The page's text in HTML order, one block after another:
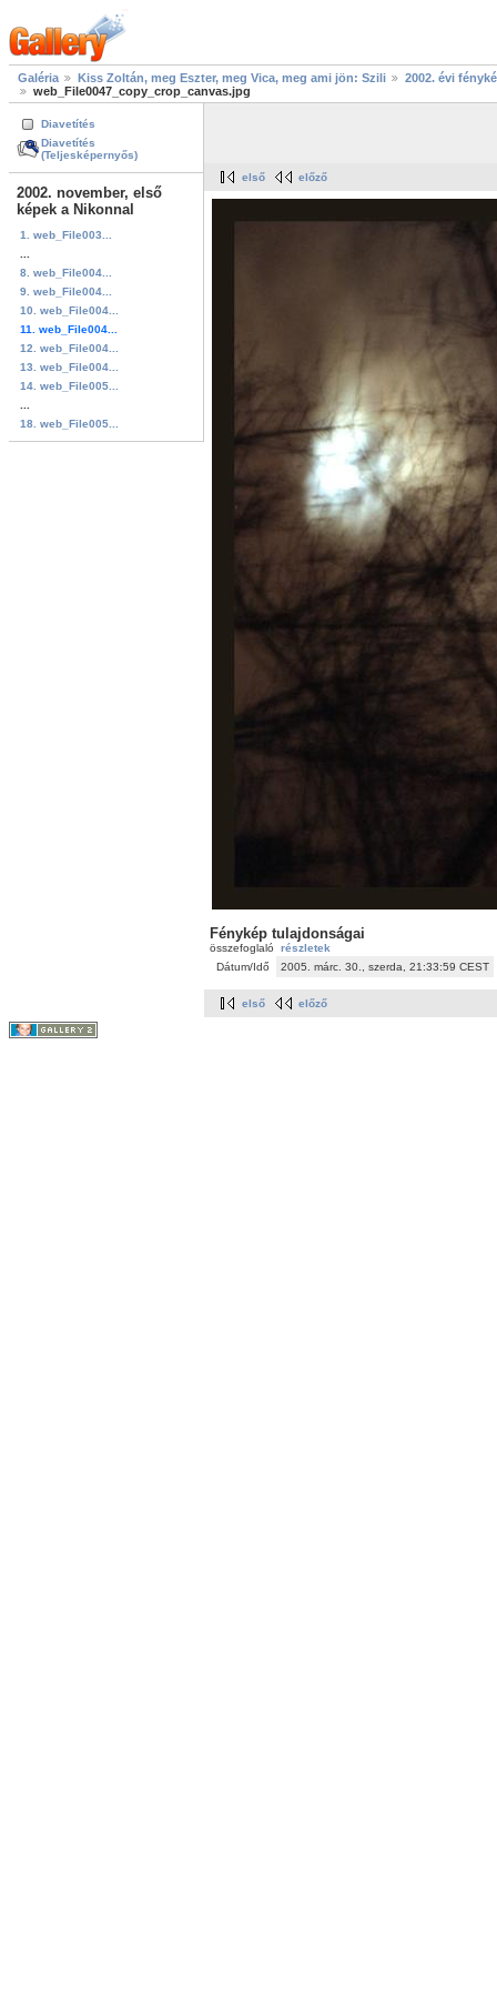
Galéria Kiss Zoltán, meg Eszter, meg Vica, meg ami jön: Szili
2002. évi
web_File0047_copy_crop_canvas.jpg
Diavetítés
Diavetítés
(Teljesképernyős)
2002. november, első
képek a Nikonnal
1. web_File003...
8. web_File004...
9. web_File004...
10. web_File004...
11. web_File004...
12. web_File004...
13. web_File004...
14. web_File005...
18. web_File005...
első előző
Fénykép tulajdonságai
összefoglaló részletek
Dátum/Idő
2005. márc. 30., szerda, 21:33:59 CEST
első előző